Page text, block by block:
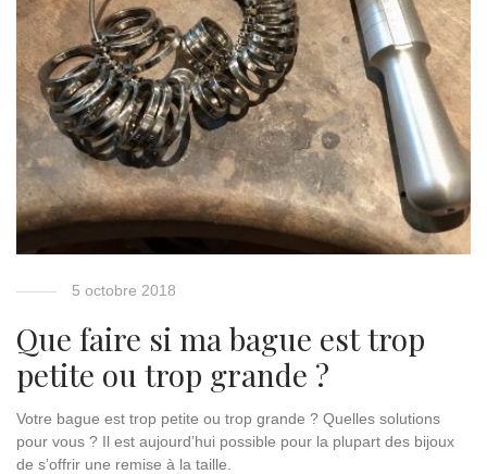
5 octobre 2018
Que faire si ma bague est trop
petite ou trop grande ?
Votre bague est trop petite ou trop grande ? Quelles solutions
pour vous ? Il est aujourd’hui possible pour la plupart des bijoux
de s’offrir une remise à la taille.